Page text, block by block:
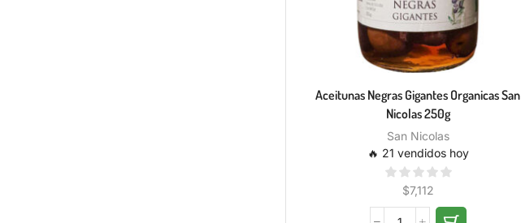
Aceitunas Negras Gigantes Organicas San
Nicolas 250g
San Nicolas
🔥 21 vendidos hoy
$7,112